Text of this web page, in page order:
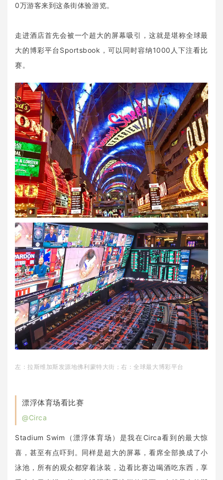
0万游客来到这条街体验游览。
走进酒店首先会被一个超大的屏幕吸引，这就是堪称全球最
大的博彩平台Sportsbook，可以同时容纳1000人下注看比
赛。
左：拉斯维加斯发源地佛利蒙特大街；右：全球最大博彩平台
漂浮体育场看比赛
@Circa
Stadium Swim（漂浮体育场）是我在Circa看到的最大惊
喜，甚至有点吓到。同样是超大的屏幕，看席全部换成了小
泳池，所有的观众都穿着泳装，边看比赛边喝酒吃东西，享